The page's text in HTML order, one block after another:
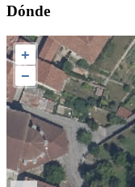
Dónde
+
−